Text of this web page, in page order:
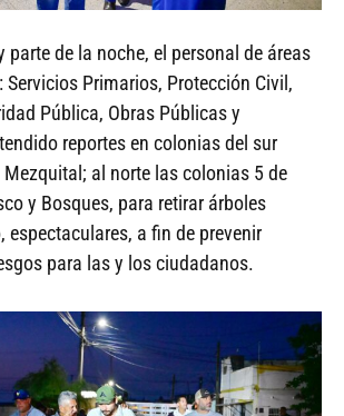
parte de la noche, el personal de áreas
Primarios, Protección Civil,
Pública, Obras Públicas y
reportes en colonias del sur
al norte las colonias 5 de
y Bosques, para retirar árboles
espectaculares, a fin de prevenir
para las y los ciudadanos.